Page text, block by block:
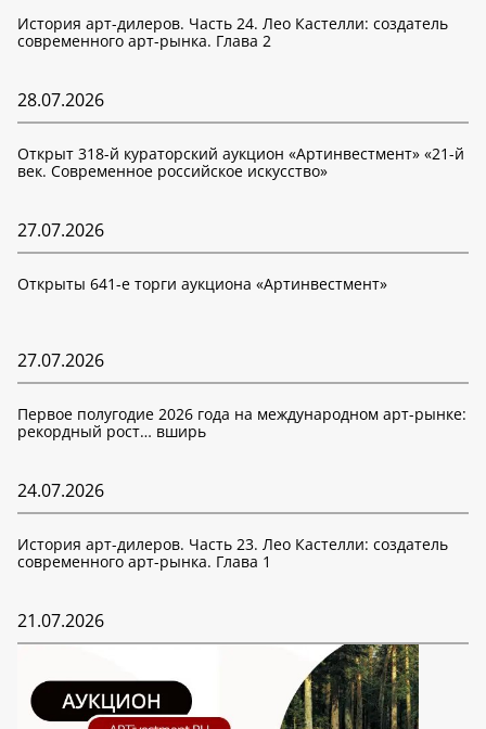
История арт-дилеров. Часть 24. Лео Кастелли: создатель
современного арт-рынка. Глава 2
28.07.2026
Открыт 318-й кураторский аукцион «Артинвестмент» «21-й
век. Современное российское искусство»
27.07.2026
Открыты 641-е торги аукциона «Артинвестмент»
27.07.2026
Первое полугодие 2026 года на международном арт-рынке:
рекордный рост… вширь
24.07.2026
История арт-дилеров. Часть 23. Лео Кастелли: создатель
современного арт-рынка. Глава 1
21.07.2026